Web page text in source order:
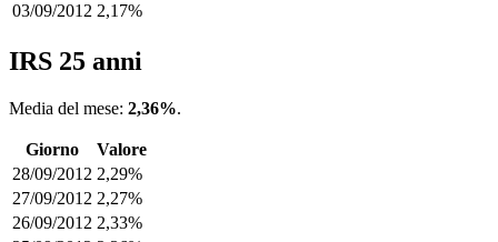
03/09/2012 2,17%
IRS 25 anni
Media del mese: 2,36%.
Giorno
Valore
28/09/2012 2,29%
27/09/2012 2,27%
26/09/2012 2,33%